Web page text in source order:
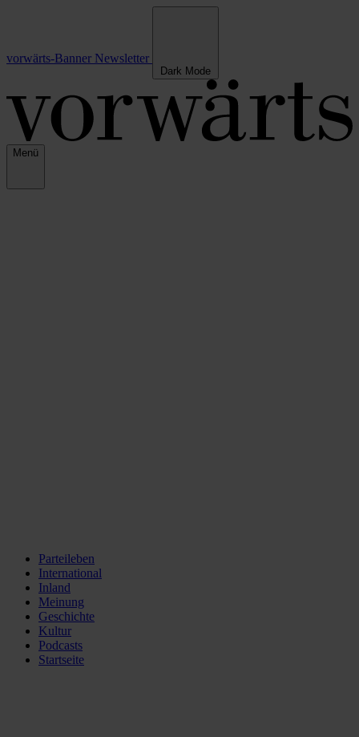
vorwärts-Banner Newsletter
Dark Mode
Menü
Parteileben
International
Inland
Meinung
Geschichte
Kultur
Podcasts
Startseite